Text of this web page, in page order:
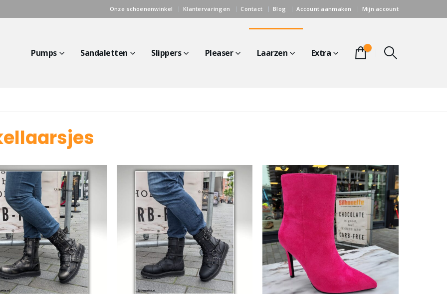
Onze schoenenwinkel Klantervaringen Contact Blog Account aanmaken Mijn account
Pumps Sandaletten Slippers Pleaser Laarzen Extra